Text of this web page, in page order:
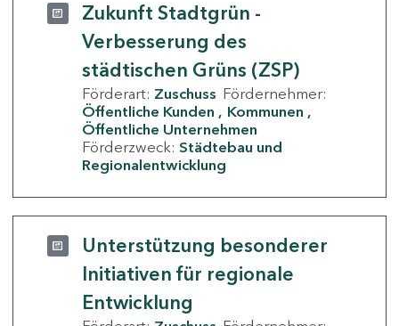
Zukunft Stadtgrün -
Verbesserung des
städtischen Grüns (ZSP)
Förderart: Zuschuss Fördernehmer:
Öffentliche Kunden
Kommunen
Öffentliche Unternehmen
Förderzweck: Städtebau und
Regionalentwicklung
Unterstützung besonderer
Initiativen für regionale
Entwicklung